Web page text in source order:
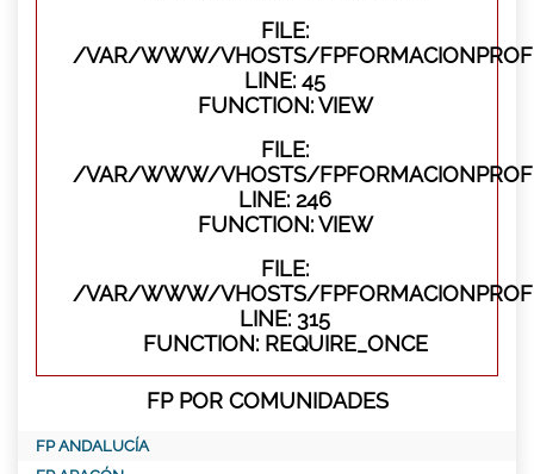
FILE:
/VAR/WWW/VHOSTS/
LINE: 45
FUNCTION: VIEW
FILE:
/VAR/WWW/VHOSTS/
LINE: 246
FUNCTION: VIEW
FILE:
/VAR/WWW/VHOSTS/
LINE: 315
FUNCTION: REQUIRE_ONCE
FP POR COMUNIDADES
FP ANDALUCÍA